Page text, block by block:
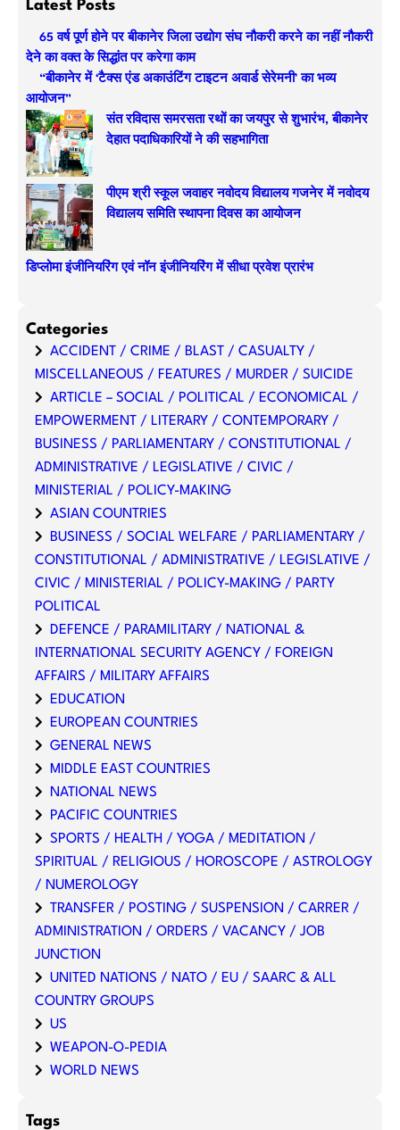
Latest Posts
65 वर्ष पूर्ण होने पर बीकानेर जिला उद्योग संघ नौकरी करने का नहीं नौकरी
देने का वक्त के सिद्धांत पर करेगा काम
“बीकानेर में ‘टैक्स एंड अकाउंटिंग टाइटन अवार्ड सेरेमनी’ का भव्य
आयोजन”
संत रविदास समरसता रथों का जयपुर से शुभारंभ, बीकानेर
देहात पदाधिकारियों ने की सहभागिता
पीएम श्री स्कूल जवाहर नवोदय विद्यालय गजनेर में नवोदय
विद्यालय समिति स्थापना दिवस का आयोजन
डिप्लोमा इंजीनियरिंग एवं नॉन इंजीनियरिंग में सीधा प्रवेश प्रारंभ
Categories
ACCIDENT / CRIME / BLAST / CASUALTY /
MISCELLANEOUS / FEATURES / MURDER / SUICIDE
ARTICLE – SOCIAL / POLITICAL / ECONOMICAL /
EMPOWERMENT / LITERARY / CONTEMPORARY /
BUSINESS / PARLIAMENTARY / CONSTITUTIONAL /
ADMINISTRATIVE / LEGISLATIVE / CIVIC /
MINISTERIAL / POLICY-MAKING
ASIAN COUNTRIES
BUSINESS / SOCIAL WELFARE / PARLIAMENTARY /
CONSTITUTIONAL / ADMINISTRATIVE / LEGISLATIVE /
CIVIC / MINISTERIAL / POLICY-MAKING / PARTY
POLITICAL
DEFENCE / PARAMILITARY / NATIONAL &
INTERNATIONAL SECURITY AGENCY / FOREIGN
AFFAIRS / MILITARY AFFAIRS
EDUCATION
EUROPEAN COUNTRIES
GENERAL NEWS
MIDDLE EAST COUNTRIES
NATIONAL NEWS
PACIFIC COUNTRIES
SPORTS / HEALTH / YOGA / MEDITATION /
SPIRITUAL / RELIGIOUS / HOROSCOPE / ASTROLOGY
/ NUMEROLOGY
TRANSFER / POSTING / SUSPENSION / CARRER /
ADMINISTRATION / ORDERS / VACANCY / JOB
JUNCTION
UNITED NATIONS / NATO / EU / SAARC & ALL
COUNTRY GROUPS
US
WEAPON-O-PEDIA
WORLD NEWS
Tags